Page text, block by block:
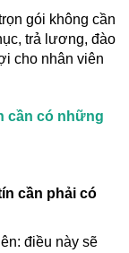
gói không cần
trả lương, đào
cho nhân viên
cần có những
cần phải có
điều này sẽ